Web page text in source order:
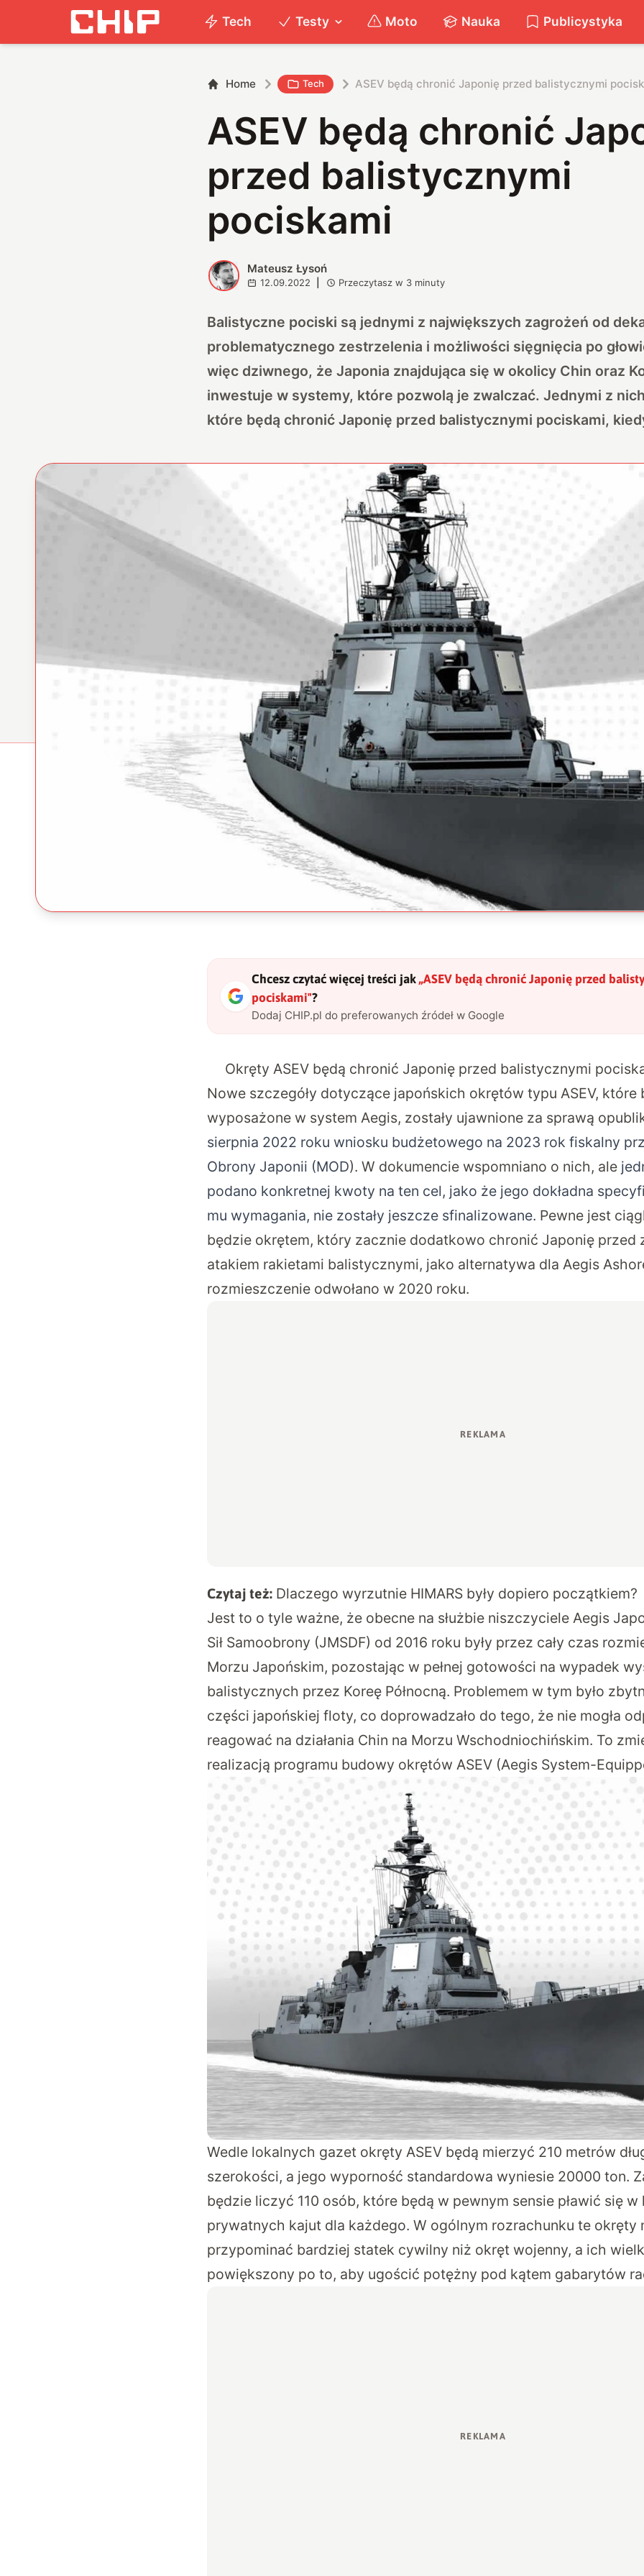
Tech Testy Moto Nauka Publicystyka
Home Tech ASEV będą chronić Japonię przed balistycznymi
ASEV będą chronić
przed balistycznymi
pociskami
M Mateusz Łysoń
12.09.2022 Przeczytasz w 3 minuty
Balistyczne pociski są jednymi z największych zagrożeń od
problematycznego zestrzelenia i możliwości sięgnięcia po
więc dziwnego, że Japonia znajdująca się w okolicy Chin oraz
inwestuje w systemy, które pozwolą je zwalczać. Jednymi z
które będą chronić Japonię przed balistycznymi pociskami,
Chcesz czytać więcej treści jak „ASEV będą chronić Japonię przed
pociskami"?
Dodaj CHIP.pl do preferowanych źródeł w Google
Okręty ASEV będą chronić Japonię przed balistycznymi
Nowe szczegóły dotyczące japońskich okrętów typu ASEV, które
wyposażone w system Aegis, zostały ujawnione za sprawą
sierpnia 2022 roku wniosku budżetowego na 2023 rok fiskalny
Obrony Japonii (MOD). W dokumencie wspomniano o nich, ale
podano konkretnej kwoty na ten cel, jako że jego dokładna
mu wymagania, nie zostały jeszcze sfinalizowane. Pewne jest
będzie okrętem, który zacznie dodatkowo chronić Japonię przed
atakiem rakietami balistycznymi, jako alternatywa dla Aegis
rozmieszczenie odwołano w 2020 roku.
Czytaj też: Dlaczego wyrzutnie HIMARS były dopiero początkiem?
Jest to o tyle ważne, że obecne na służbie niszczyciele Aegis
Sił Samoobrony (JMSDF) od 2016 roku były przez cały czas
Morzu Japońskim, pozostając w pełnej gotowości na wypadek
balistycznych przez Koreę Północną. Problemem w tym było
części japońskiej floty, co doprowadzało do tego, że nie mogła
reagować na działania Chin na Morzu Wschodniochińskim. To
realizacją programu budowy okrętów ASEV (Aegis System-
Wedle lokalnych gazet okręty ASEV będą mierzyć 210 metrów
szerokości, a jego wyporność standardowa wyniesie 20000 ton.
będzie liczyć 110 osób, które będą w pewnym sensie pławić się
prywatnych kajut dla każdego. W ogólnym rozrachunku te okręty
przypominać bardziej statek cywilny niż okręt wojenny, a ich
powiększony po to, aby ugościć potężny pod kątem gabarytów